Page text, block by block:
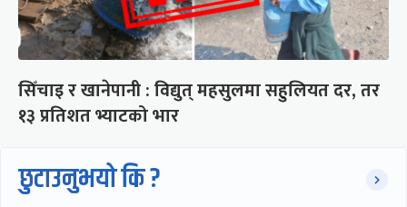
सिँचाइ र खानेपानी : विद्युत् महसुलमा सहुलियत दर, तर
१३ प्रतिशत भ्याटको भार
छुटाउनुभयो कि ?